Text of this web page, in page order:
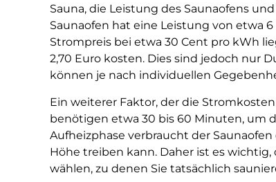
Sauna, die Leistung des Saunaofens
Saunaofen hat eine Leistung von etwa
Strompreis bei etwa 30 Cent pro kWh
2,70 Euro kosten. Dies sind jedoch nur
können je nach individuellen
Ein weiterer Faktor, der die
benötigen etwa 30 bis 60 Minuten, um
Aufheizphase verbraucht der
Höhe treiben kann. Daher ist es
wählen, zu denen Sie tatsächlich